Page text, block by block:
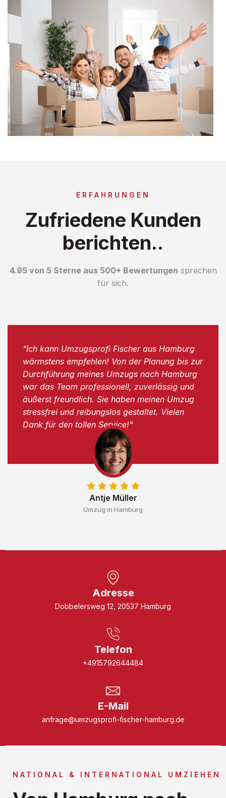
ERFAHRUNGEN
Zufriedene Kunden
berichten..
4.95 von 5 Sterne aus 500+ Bewertungen sprechen
für sich.
Antje Müller
Umzug in Hamburg
"Ich kann Umzugsprofi Fischer aus Hamburg
wärmstens empfehlen! Von der Planung bis zur
Durchführung meines Umzugs nach Hamburg
war das Team professionell, zuverlässig und
äußerst freundlich. Sie haben meinen Umzug
stressfrei und reibungslos gestaltet. Vielen
Dank für den tollen Service!"
Adresse
Dobbelersweg 12, 20537 Hamburg
Telefon
+4915792644484
E-Mail
anfrage@umzugsprofi-fischer-hamburg.de
NATIONAL & INTERNATIONAL UMZIEHEN